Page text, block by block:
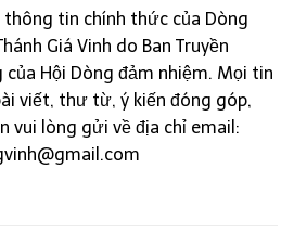
thông tin chính thức của Dòng
Giá Vinh do Ban Truyền
của Hội Dòng đảm nhiệm. Mọi tin
viết, thư từ, ý kiến đóng góp,
vui lòng gửi về địa chỉ email: